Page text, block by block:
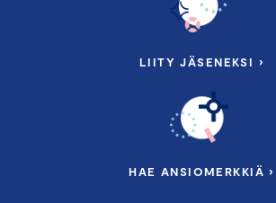
LIITY JÄSENEKSI ›
HAE ANSIOMERKKIÄ ›